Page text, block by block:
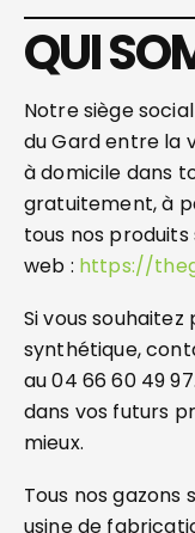
QUI
Notre siège
du Gard entre la
à domicile dans
gratuitement, à
tous nos produits
web : https://
Si vous
synthétique,
au 04 66 60 49
dans vos futurs
mieux.
Tous nos gazons
usine de